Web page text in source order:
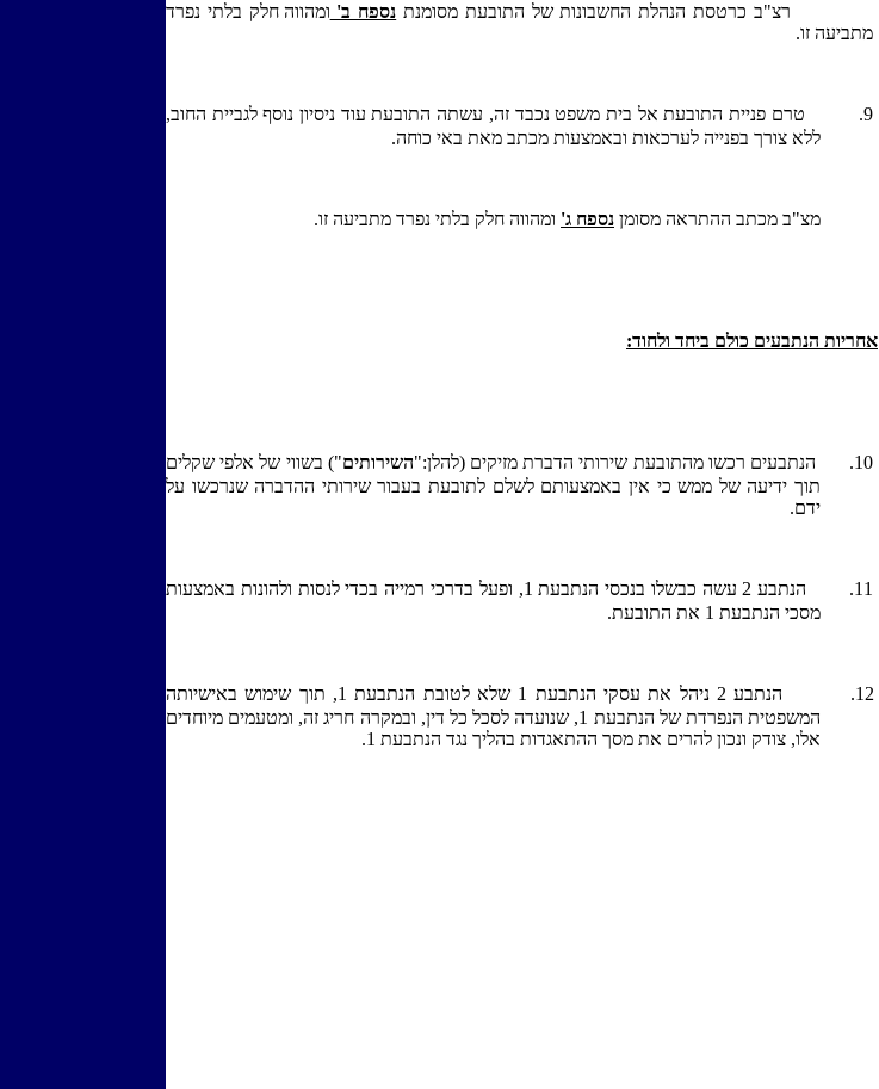
רצ"ב כרטסת הנהלת החשבונות של התובעת מסומנת נספח ב' ומהווה חלק בלתי נפרד
מתביעה זו.
9.
טרם פניית התובעת אל בית משפט נכבד זה, עשתה התובעת עוד ניסיון נוסף לגביית החוב,
ללא צורך בפנייה לערכאות ובאמצעות מכתב מאת באי כוחה.
מצ"ב מכתב ההתראה מסומן נספח ג' ומהווה חלק בלתי נפרד מתביעה זו.
אחריות הנתבעים כולם ביחד ולחוד:
10. הנתבעים רכשו מהתובעת שירותי הדברת מזיקים (להלן:"השירותים") בשווי של אלפי שקלים
תוך ידיעה של ממש כי אין באמצעותם לשלם לתובעת בעבור שירותי ההדברה שנרכשו על
ידם.
11.
הנתבע 2 עשה כבשלו בנכסי הנתבעת 1, ופעל בדרכי רמייה בכדי לנסות ולהונות באמצעות
מסכי הנתבעת 1 את התובעת.
12.
הנתבע 2 ניהל את עסקי הנתבעת 1 שלא לטובת הנתבעת 1, תוך שימוש באישיותה
המשפטית הנפרדת של הנתבעת 1, שנועדה לסכל כל דין, ובמקרה חריג זה, ומטעמים מיוחדים
אלו, צודק ונכון להרים את מסך ההתאגדות בהליך נגד הנתבעת 1.